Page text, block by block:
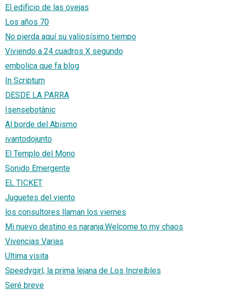
El edificio de las ovejas
Los años 70
No pierda aquí su valiosísimo tiempo
Viviendo a 24 cuadros X segundo
embolica que fa blog
In Scriptum
DESDE LA PARRA
Isensebotànic
Al borde del Abismo
ivantodojunto
El Templo del Mono
Sonido Emergente
EL TICKET
Juguetes del viento
los consultores llaman los viernes
Mi nuevo destino es naranja:Welcome to my chaos
Vivencias Varias
Ultima visita
Speedygirl, la prima lejana de Los Increíbles
Seré breve